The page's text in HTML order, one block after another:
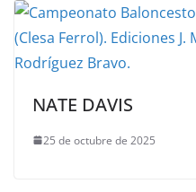
NATE DAVIS
25 de octubre de 2025